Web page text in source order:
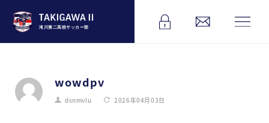
滝川第二高校サッカー部
wowdpv
dsnmvlu 2026年04月03日